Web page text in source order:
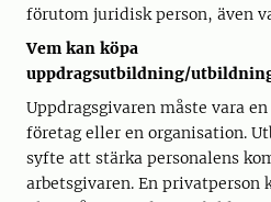
förutom juridisk person, även
Vem kan köpa
uppdragsutbildning/
Uppdragsgivaren måste vara
företag eller en organisation.
syfte att stärka personalens
arbetsgivaren. En privatperson